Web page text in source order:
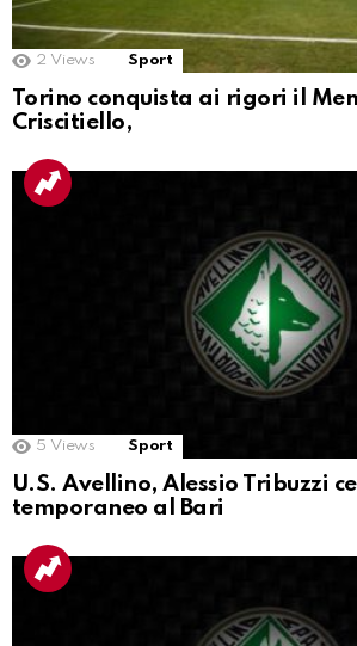
2 Views Sport
Torino conquista ai rigori il
Criscitiello,
5 Views Sport
U.S. Avellino, Alessio Tribuzzi
temporaneo al Bari